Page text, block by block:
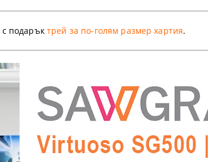
с подарък трей за по-голям размер хартия.